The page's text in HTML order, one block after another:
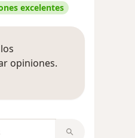
excelentes
opiniones.